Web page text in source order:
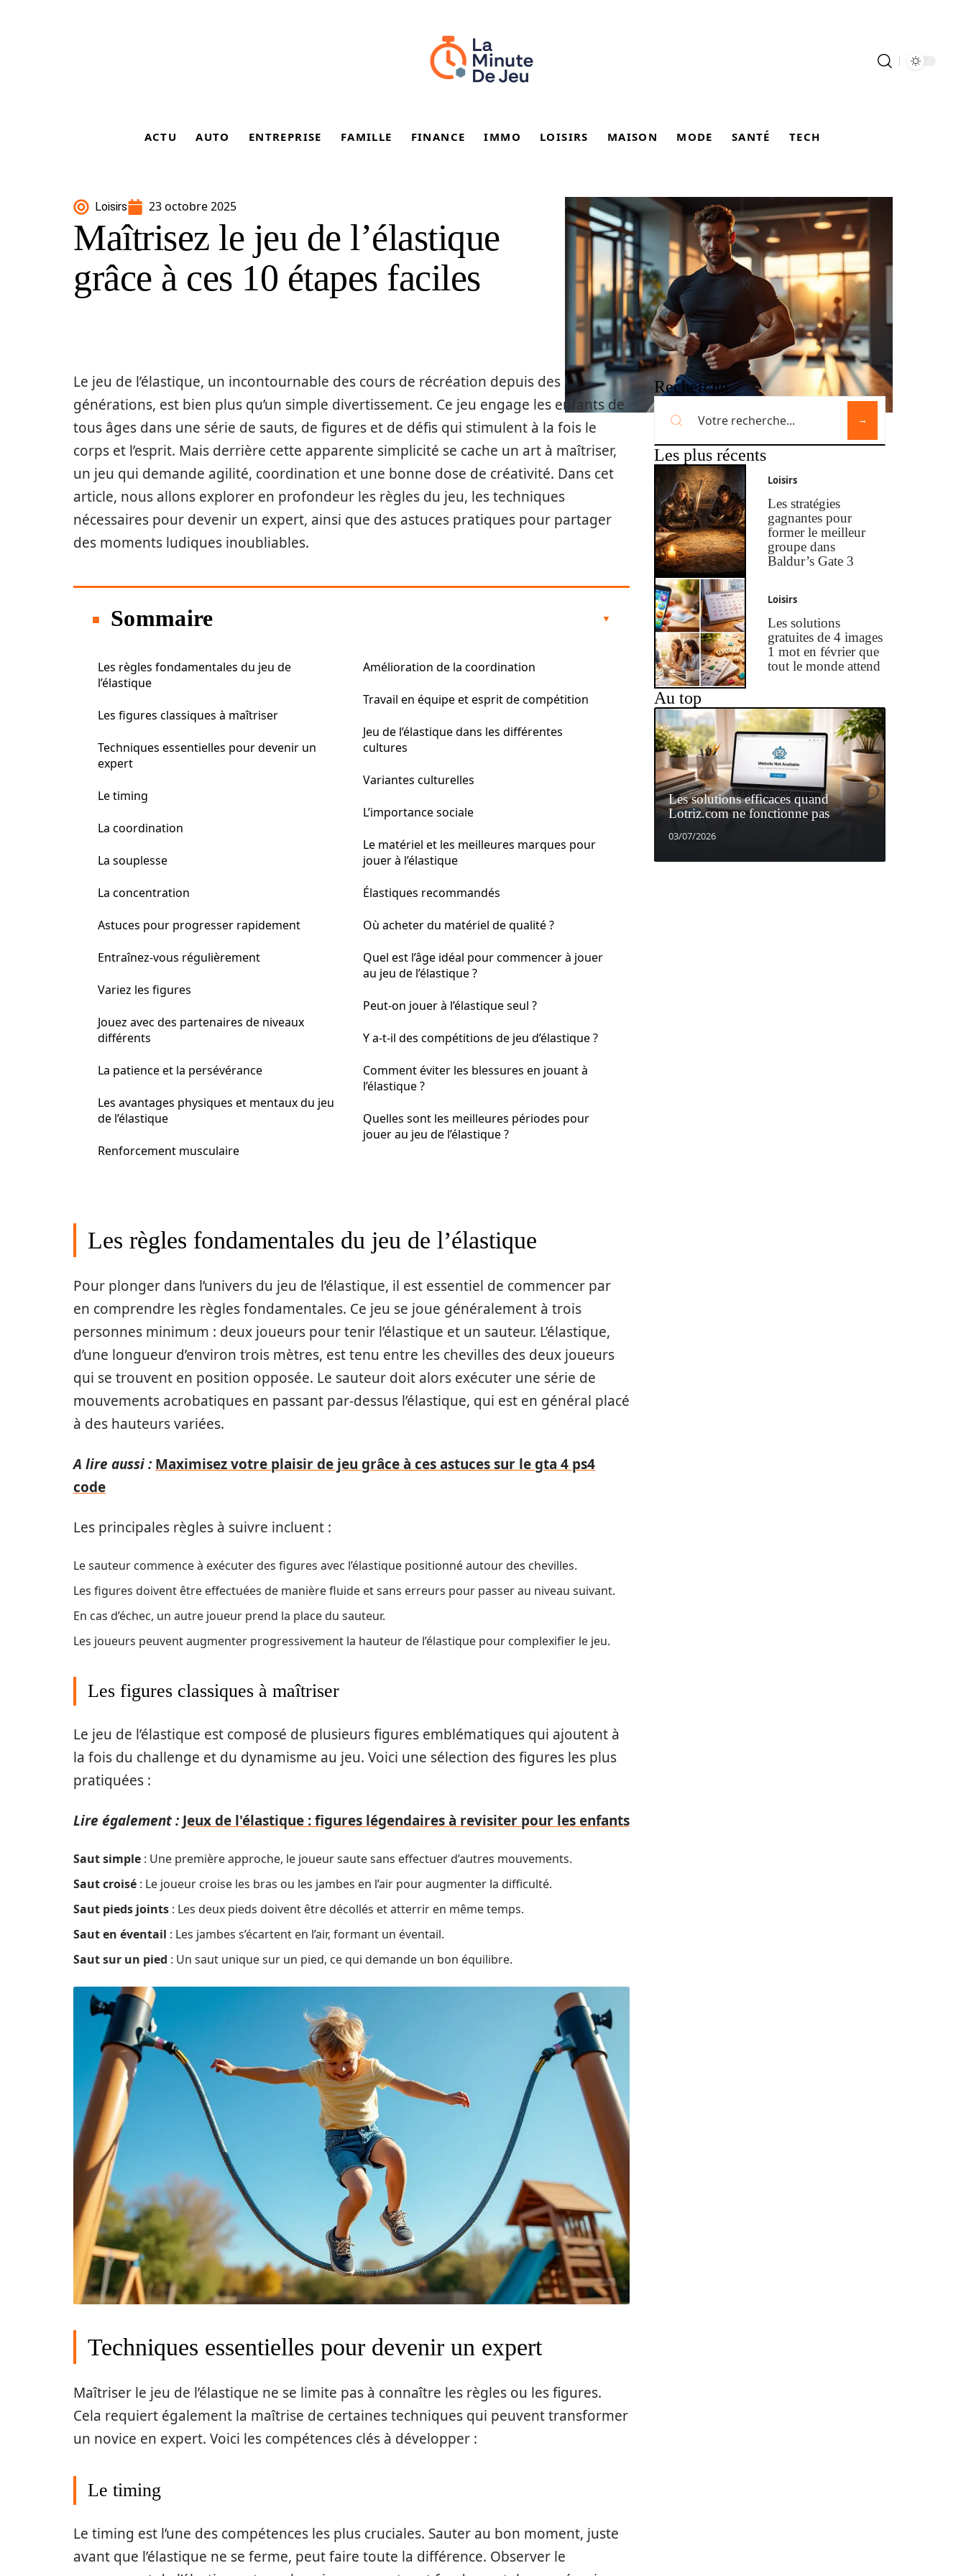
ACTU AUTO ENTREPRISE FAMILLE FINANCE IMMO LOISIRS MAISON MODE SANTÉ TECH
Loisirs 23 octobre 2025
Maîtrisez le jeu de l’élastique
grâce à ces 10 étapes faciles
Le jeu de l’élastique, un incontournable des cours de récréation depuis des
générations, est bien plus qu’un simple divertissement. Ce jeu engage les enfants de
tous âges dans une série de sauts, de figures et de défis qui stimulent à la fois le
corps et l’esprit. Mais derrière cette apparente simplicité se cache un art à maîtriser,
un jeu qui demande agilité, coordination et une bonne dose de créativité. Dans cet
article, nous allons explorer en profondeur les règles du jeu, les techniques
nécessaires pour devenir un expert, ainsi que des astuces pratiques pour partager
des moments ludiques inoubliables.
Sommaire
Les règles fondamentales du jeu de
l’élastique
Les figures classiques à maîtriser
Techniques essentielles pour devenir un
expert
Le timing
La coordination
La souplesse
La concentration
Astuces pour progresser rapidement
Entraînez-vous régulièrement
Variez les figures
Jouez avec des partenaires de niveaux
différents
La patience et la persévérance
Les avantages physiques et mentaux du jeu
de l’élastique
Renforcement musculaire
Amélioration de la coordination
Travail en équipe et esprit de compétition
Jeu de l’élastique dans les différentes
cultures
Variantes culturelles
L’importance sociale
Le matériel et les meilleures marques pour
jouer à l’élastique
Élastiques recommandés
Où acheter du matériel de qualité ?
Quel est l’âge idéal pour commencer à jouer
au jeu de l’élastique ?
Peut-on jouer à l’élastique seul ?
Y a-t-il des compétitions de jeu d’élastique ?
Comment éviter les blessures en jouant à
l’élastique ?
Quelles sont les meilleures périodes pour
jouer au jeu de l’élastique ?
Les règles fondamentales du jeu de l’élastique
Pour plonger dans l’univers du jeu de l’élastique, il est essentiel de commencer par
en comprendre les règles fondamentales. Ce jeu se joue généralement à trois
personnes minimum : deux joueurs pour tenir l’élastique et un sauteur. L’élastique,
d’une longueur d’environ trois mètres, est tenu entre les chevilles des deux joueurs
qui se trouvent en position opposée. Le sauteur doit alors exécuter une série de
mouvements acrobatiques en passant par-dessus l’élastique, qui est en général placé
à des hauteurs variées.
A lire aussi : Maximisez votre plaisir de jeu grâce à ces astuces sur le gta 4 ps4
code
Les principales règles à suivre incluent :
Le sauteur commence à exécuter des figures avec l’élastique positionné autour des chevilles.
Les figures doivent être effectuées de manière fluide et sans erreurs pour passer au niveau suivant.
En cas d’échec, un autre joueur prend la place du sauteur.
Les joueurs peuvent augmenter progressivement la hauteur de l’élastique pour complexifier le jeu.
Les figures classiques à maîtriser
Le jeu de l’élastique est composé de plusieurs figures emblématiques qui ajoutent à
la fois du challenge et du dynamisme au jeu. Voici une sélection des figures les plus
pratiquées :
Lire également : Jeux de l'élastique : figures légendaires à revisiter pour les enfants
Saut simple : Une première approche, le joueur saute sans effectuer d’autres mouvements.
Saut croisé : Le joueur croise les bras ou les jambes en l’air pour augmenter la difficulté.
Saut pieds joints : Les deux pieds doivent être décollés et atterrir en même temps.
Saut en éventail : Les jambes s’écartent en l’air, formant un éventail.
Saut sur un pied : Un saut unique sur un pied, ce qui demande un bon équilibre.
Techniques essentielles pour devenir un expert
Maîtriser le jeu de l’élastique ne se limite pas à connaître les règles ou les figures.
Cela requiert également la maîtrise de certaines techniques qui peuvent transformer
un novice en expert. Voici les compétences clés à développer :
Le timing
Le timing est l’une des compétences les plus cruciales. Sauter au bon moment, juste
avant que l’élastique ne se ferme, peut faire toute la différence. Observer le
Recherche
Les plus récents
Loisirs
Les stratégies
gagnantes pour
former le meilleur
groupe dans
Baldur’s Gate 3
Loisirs
Les solutions
gratuites de 4 images
1 mot en février que
tout le monde attend
Au top
Les solutions efficaces quand
Lotriz.com ne fonctionne pas
03/07/2026